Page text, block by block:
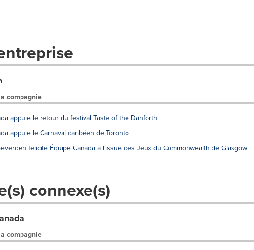
compagnie
appuie le retour du festival Taste of the Danforth
appuie le Carnaval caribéen de Toronto
félicite Équipe Canada à l'issue des Jeux du Commonwealth de Glasgow
connexe(s)
compagnie